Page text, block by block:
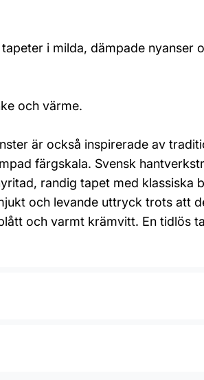
i milda, dämpade nyanser
och värme.
är också inspirerade av
färgskala. Svensk
randig tapet med klassiska
och levande uttryck trots att
och varmt krämvitt. En tidlös